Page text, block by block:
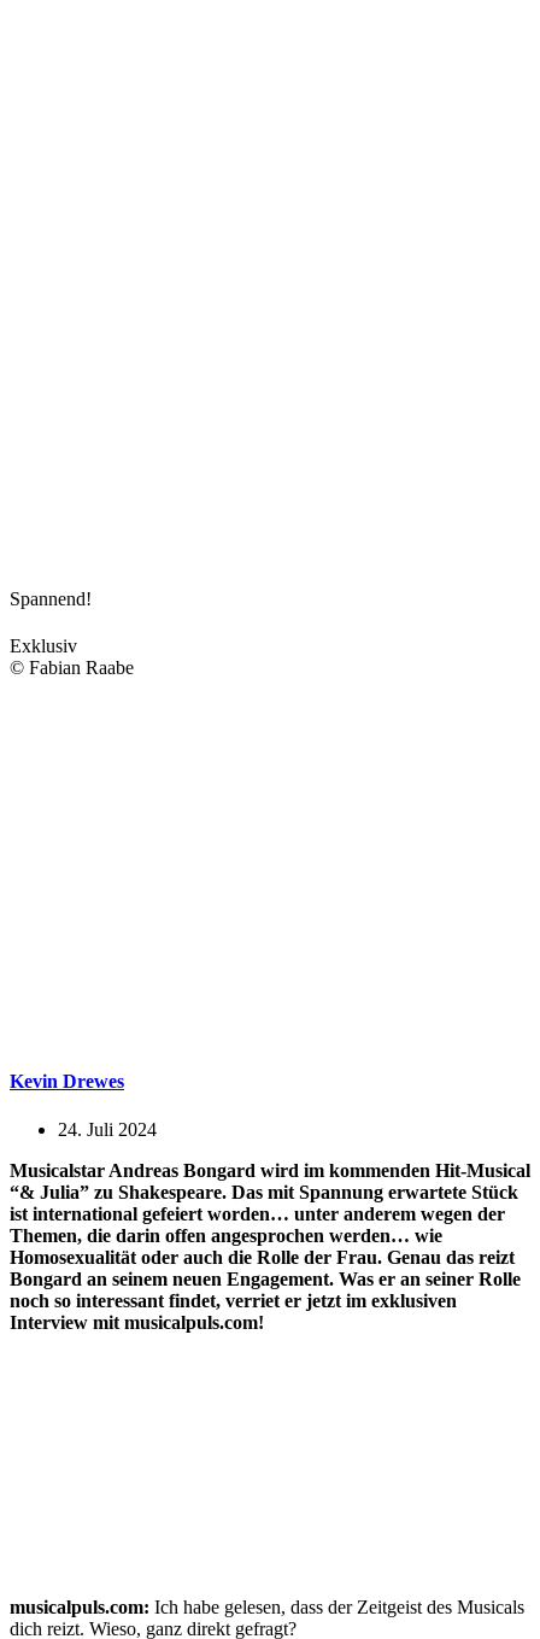
Spannend!
Exklusiv
© Fabian Raabe
Kevin Drewes
24. Juli 2024
Musicalstar Andreas Bongard wird im kommenden Hit-Musical
“& Julia” zu Shakespeare. Das mit Spannung erwartete Stück
ist international gefeiert worden… unter anderem wegen der
Themen, die darin offen angesprochen werden… wie
Homosexualität oder auch die Rolle der Frau. Genau das reizt
Bongard an seinem neuen Engagement. Was er an seiner Rolle
noch so interessant findet, verriet er jetzt im exklusiven
Interview mit musicalpuls.com!
musicalpuls.com: Ich habe gelesen, dass der Zeitgeist des Musicals
dich reizt. Wieso, ganz direkt gefragt?